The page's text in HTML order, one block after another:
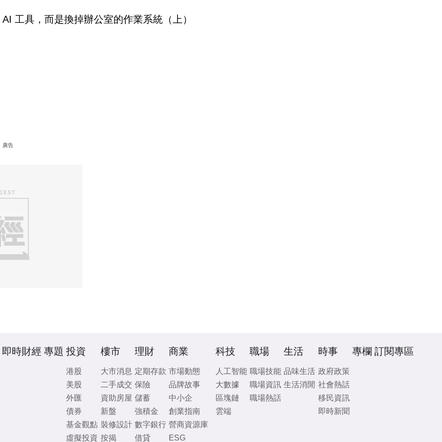
工具，而是換掉辦公室的作業系統（上）
廣告
即時財經 專題 投資
港股
美股
外匯
債券
基金觀點
虛擬投資
樓市
大市消息
二手成交
資助房屋
新盤
裝修設計
按揭
理財
定期存款
保險
儲蓄
強積金
數字銀行
借貸
商業
市場動態
品牌故事
中小企
創業指南
營商資源庫
ESG
科技
人工智能
大數據
區塊鏈
雲端
職場
職場技能
職場資訊
職場熱話
生活
品味生活
生活消閒
時事
政府政策
社會熱話
移民資訊
即時新聞
專欄 訂閱專區